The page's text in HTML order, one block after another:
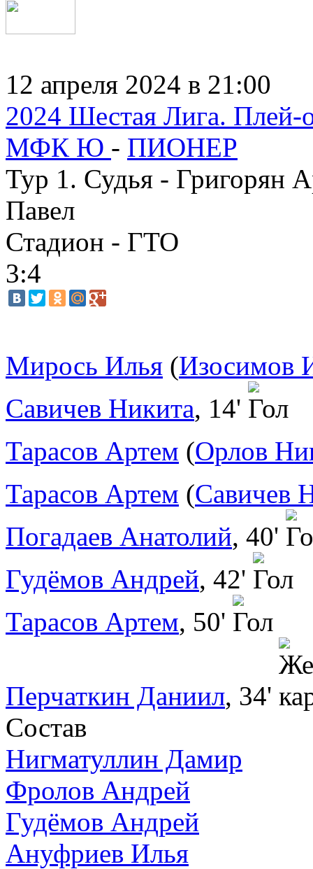
12 апреля 2024 в 21:00
2024 Шестая Лига.
МФК Ю - ПИОНЕР
Тур 1. Судья - Григорян
Павел
Стадион - ГТО
3:4
Мирось Илья (Изосимов
Савичев Никита, 14'
Тарасов Артем (Орлов
Тарасов Артем (Савичев
Погадаев Анатолий, 40'
Гудёмов Андрей, 42'
Тарасов Артем, 50'
Перчаткин Даниил, 34'
Состав
Нигматуллин Дамир
Фролов Андрей
Гудёмов Андрей
Ануфриев Илья